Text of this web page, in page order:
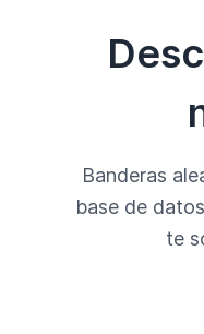
Banderas
base de
te